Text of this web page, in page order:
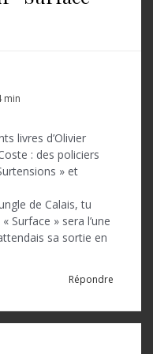
min
livres d’Olivier
: des policiers
» et
de Calais, tu
Surface » sera l’une
sa sortie en
Répondre